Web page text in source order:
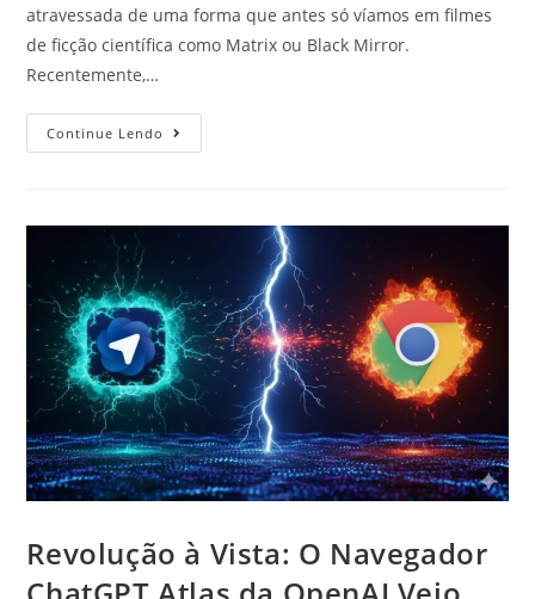
atravessada de uma forma que antes só víamos em filmes
de ficção científica como Matrix ou Black Mirror.
Recentemente,…
Continue Lendo
Revolução à Vista: O Navegador